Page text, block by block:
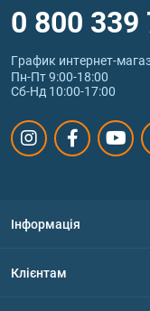
0 800 339
График
Пн-Пт 9:00-18:00
Сб-Нд 10:00-17:00
Інформація
Клієнтам